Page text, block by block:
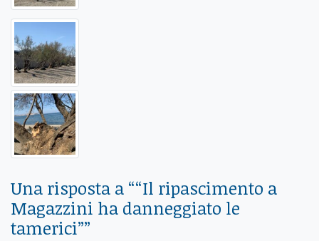
Una risposta a ““Il ripascimento a
Magazzini ha danneggiato le
tamerici””